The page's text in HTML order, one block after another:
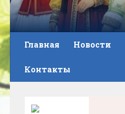
Главная Новости
Контакты